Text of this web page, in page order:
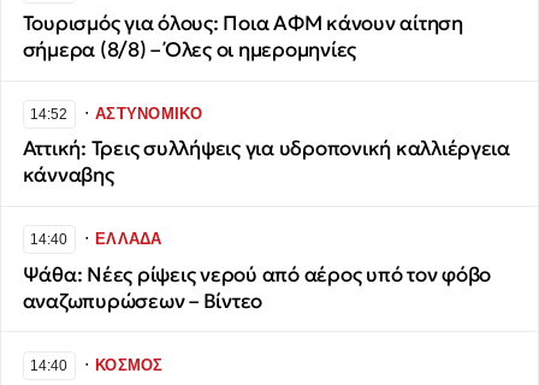
Τουρισμός για όλους: Ποια ΑΦΜ κάνουν αίτηση
σήμερα (8/8) – Όλες οι ημερομηνίες
14:52 ∙ΑΣΤΥΝΟΜΙΚΟ
Αττική: Τρεις συλλήψεις για υδροπονική καλλιέργεια
κάνναβης
14:40 ∙ΕΛΛΑΔΑ
Ψάθα: Νέες ρίψεις νερού από αέρος υπό τον φόβο
αναζωπυρώσεων – Βίντεο
14:40 ∙ΚΟΣΜΟΣ